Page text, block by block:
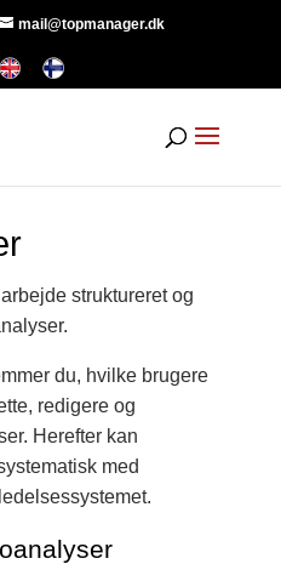
mail@topmanager.dk
struktureret og
du, hvilke brugere
redigere og
Herefter kan
med